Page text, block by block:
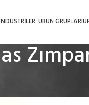
ÜRÜN GRUPLARI